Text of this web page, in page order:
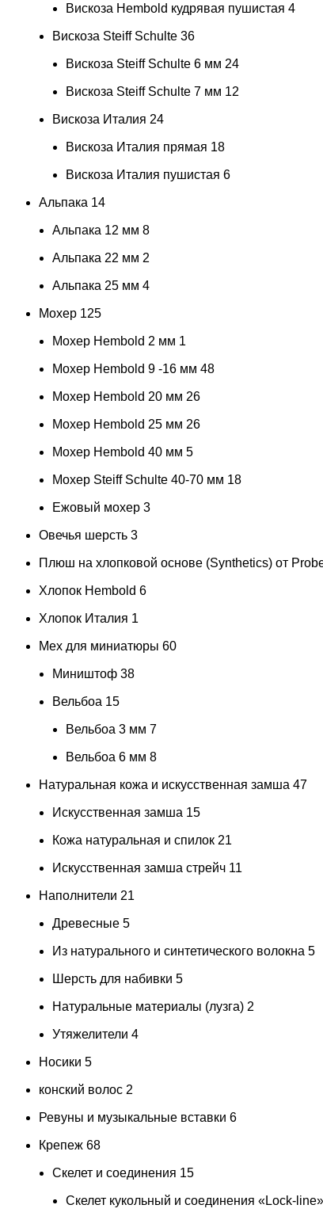
Вискоза Hembold кудрявая пушистая 4
Вискоза Steiff Schulte 36
Вискоза Steiff Schulte 6 мм 24
Вискоза Steiff Schulte 7 мм 12
Вискоза Италия 24
Вискоза Италия прямая 18
Вискоза Италия пушистая 6
Альпака 14
Альпака 12 мм 8
Альпака 22 мм 2
Альпака 25 мм 4
Мохер 125
Мохер Hembold 2 мм 1
Мохер Hembold 9 -16 мм 48
Мохер Hembold 20 мм 26
Мохер Hembold 25 мм 26
Мохер Hembold 40 мм 5
Мохер Steiff Schulte 40-70 мм 18
Ежовый мохер 3
Овечья шерсть 3
Плюш на хлопковой основе (Synthetics) от
Хлопок Hembold 6
Хлопок Италия 1
Мех для миниатюры 60
Миништоф 38
Вельбоа 15
Вельбоа 3 мм 7
Вельбоа 6 мм 8
Натуральная кожа и искусственная замша 47
Искусственная замша 15
Кожа натуральная и спилок 21
Искусственная замша стрейч 11
Наполнители 21
Древесные 5
Из натурального и синтетического волокна 5
Шерсть для набивки 5
Натуральные материалы (лузга) 2
Утяжелители 4
Носики 5
конский волос 2
Ревуны и музыкальные вставки 6
Крепеж 68
Скелет и соединения 15
Скелет кукольный и соединения «Lock-